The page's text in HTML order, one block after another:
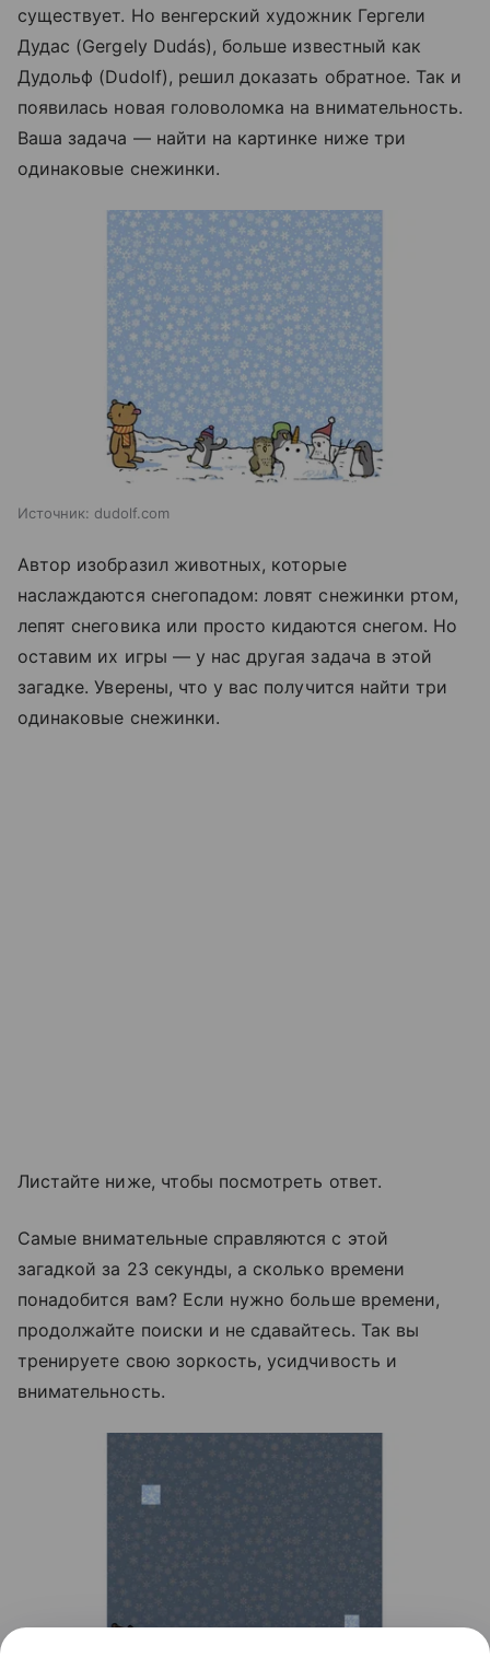
существует. Но венгерский художник Гергели
Дудас (Gergely Dudás), больше известный как
Дудольф (Dudolf), решил доказать обратное. Так и
появилась новая головоломка на внимательность.
Ваша задача — найти на картинке ниже три
одинаковые снежинки.
Источник: dudolf.com
Автор изобразил животных, которые
наслаждаются снегопадом: ловят снежинки ртом,
лепят снеговика или просто кидаются снегом. Но
оставим их игры — у нас другая задача в этой
загадке. Уверены, что у вас получится найти три
одинаковые снежинки.
Листайте ниже, чтобы посмотреть ответ.
Самые внимательные справляются с этой
загадкой за 23 секунды, а сколько времени
понадобится вам? Если нужно больше времени,
продолжайте поиски и не сдавайтесь. Так вы
тренируете свою зоркость, усидчивость и
внимательность.